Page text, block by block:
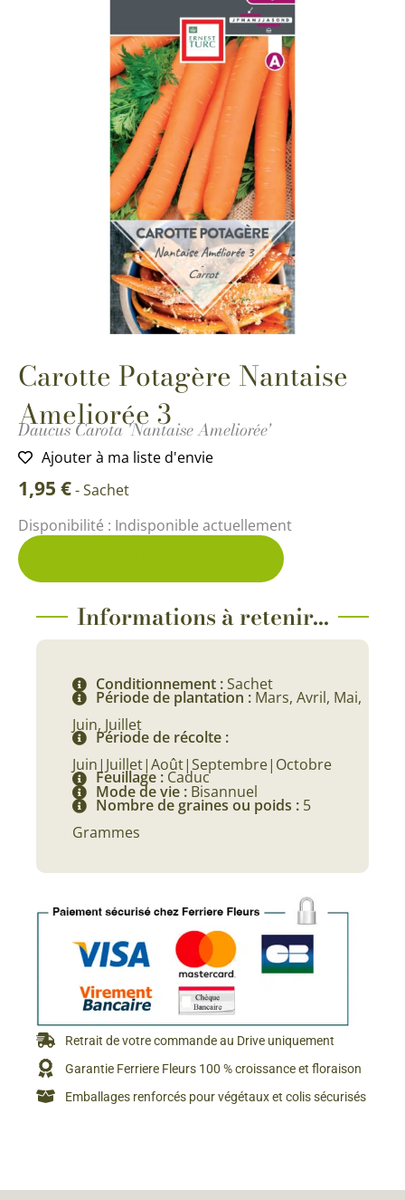
Carotte Potagère Nantaise
Ameliorée 3
Daucus Carota 'Nantaise Ameliorée'
Ajouter à ma liste d'envie
1,95 €-Sachet
Disponibilité : Indisponible actuellement
Informations à retenir...
Conditionnement :Sachet
Période de plantation : Mars, Avril, Mai,
Juin, Juillet
Période de récolte :
Juin|Juillet|Août|Septembre|Octobre
Feuillage : Caduc
Mode de vie : Bisannuel
Nombre de graines ou poids : 5
Grammes
Retrait de votre commande au Drive uniquement
Garantie Ferriere Fleurs 100 % croissance et floraison
Emballages renforcés pour végétaux et colis sécurisés